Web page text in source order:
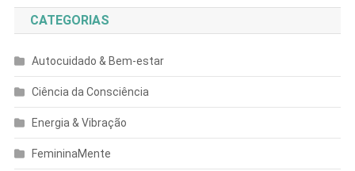
CATEGORIAS
Autocuidado & Bem-estar
Ciência da Consciência
Energia & Vibração
FemininaMente